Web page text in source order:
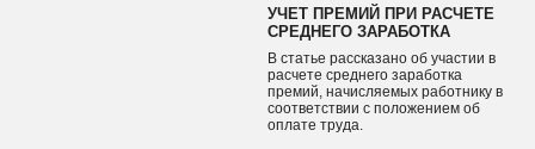
УЧЕТ ПРЕМИЙ ПРИ РАСЧЕТЕ
СРЕДНЕГО ЗАРАБОТКА
В статье рассказано об участии в
расчете среднего заработка
премий, начисляемых работнику в
соответствии с положением об
оплате труда.